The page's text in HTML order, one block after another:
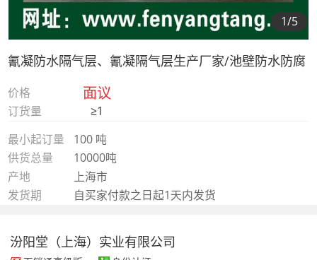
1/5
氰凝防水隔气层、氰凝隔气层生产厂家/池壁防水防腐
价格 面议
订货量
≥1
最小起订量
100 吨
供货总量
10000吨
产地
上海市
发货期
自买家付款之日起1天内发货
汾阳堂（上海）实业有限公司